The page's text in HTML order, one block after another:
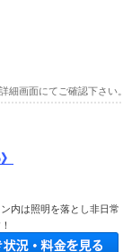
細画面にてご確認下さい。
内は照明を落とし非日常